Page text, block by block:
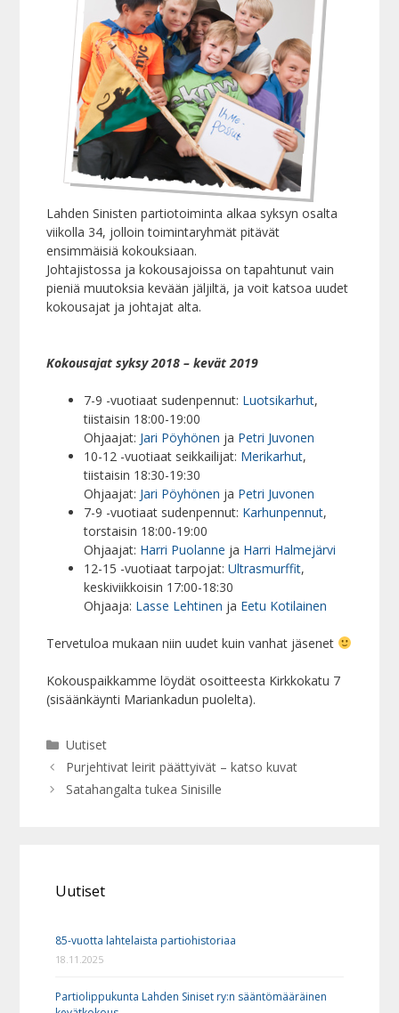
Lahden Sinisten partiotoiminta alkaa syksyn osalta
viikolla 34, jolloin toimintaryhmät pitävät
ensimmäisiä kokouksiaan.
Johtajistossa ja kokousajoissa on tapahtunut vain
pieniä muutoksia kevään jäljiltä, ja voit katsoa uudet
kokousajat ja johtajat alta.
Kokousajat syksy 2018 – kevät 2019
7-9 -vuotiaat sudenpennut: Luotsikarhut,
tiistaisin 18:00-19:00
Ohjaajat: Jari Pöyhönen ja Petri Juvonen
10-12 -vuotiaat seikkailijat: Merikarhut,
tiistaisin 18:30-19:30
Ohjaajat: Jari Pöyhönen ja Petri Juvonen
7-9 -vuotiaat sudenpennut: Karhunpennut,
torstaisin 18:00-19:00
Ohjaajat: Harri Puolanne ja Harri Halmejärvi
12-15 -vuotiaat tarpojat:Ultrasmurffit,
keskiviikkoisin 17:00-18:30
Ohjaaja: Lasse Lehtinen ja Eetu Kotilainen
Tervetuloa mukaan niin uudet kuin vanhat jäsenet
Kokouspaikkamme löydät osoitteesta Kirkkokatu 7
(sisäänkäynti Mariankadun puolelta).
Kategoriat
Uutiset
Purjehtivat leirit päättyivät – katso kuvat
Satahangalta tukea Sinisille
Uutiset
85-vuotta lahtelaista partiohistoriaa
18.11.2025
Partiolippukunta Lahden Siniset ry:n sääntömääräinen